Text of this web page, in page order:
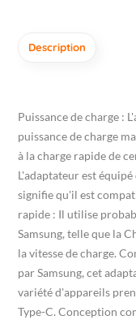
Description
Puissance de charge :
puissance de charge
à la charge rapide de
L'adaptateur est
signifie qu'il est
rapide : Il utilise
Samsung, telle que la
la vitesse de charge.
par Samsung, cet
variété d'appareils
Type-C. Conception